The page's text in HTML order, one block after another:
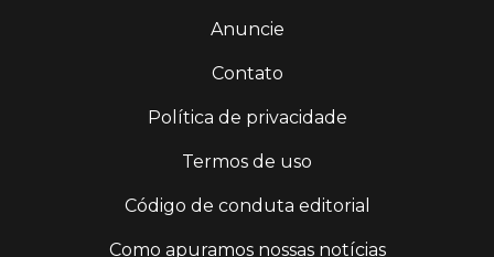
Anuncie
Contato
Política de privacidade
Termos de uso
Código de conduta editorial
Como apuramos nossas notícias